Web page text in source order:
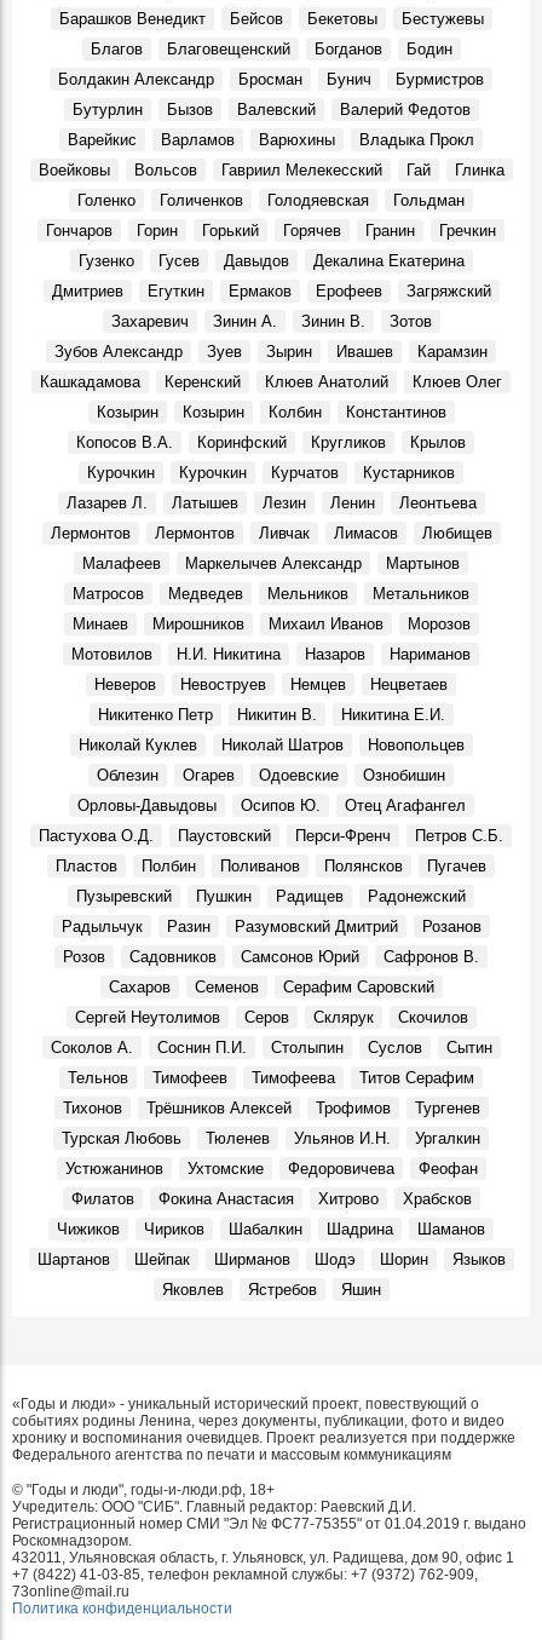
Большой театр в Симбирске-Ульяновске? Именно так
Места, 27 Марта 1920
В Ульяновске умер Заслуженный тренер России
Геннадий Климов
Герои, 31 Марта 2026
вопроса — 1,9 млн рублей
Места, 31 Апреля 2026
В Доме Гончарова проводят экскурсии при свете
старинной лампы
Покажут подлинные автографы космонавтов, документы
События, 10 Апреля 2026
В Музее изобразительного искусства XX-XXI вв.
откроется юбилейная выставка Аркадия Егуткина
События, 2 Апреля 2026
День работника культуры. Луиза Баюра – 55 лет в
Художественном музее! Видео
Крылья. Музей «Симбирская фотография» показывает
уникальные кадры из семейного архива Юрия
Белозёрова, посвящённые авиации
События, 12 Марта 2026
Перекресток улиц Минаева и 12 Сентября, 1970-е
Фото, 1 Июня 1974
Судьба кавалера. Князь Сергей Михайлович Баратаев
Герои, 21 Октября 1861
От Дворца бракосочетаний до Дома техники
Димитровградскому драматическому театру им. А. Н.
Места, 28 Марта 2026
Презентовали новую книгу краеведа Петра Ермошина
«Село Юлово и его окрестности»
События, 24 Марта 2026
Барашков Венедикт
Бейсов Бекетовы
Бестужевы
Благов
Благовещенский Богданов
Бодин
Болдакин Александр
Бросман Бунич
Бурмистров
Бутурлин
Бызов Валевский
Валерий Федотов
Варейкис
Варламов Варюхины
Владыка Прокл
Воейковы
Вольсов Гавриил Мелекесский Гай
Глинка
Голенко
Голиченков Голодяевская
Гольдман
Гончаров
Горин Горький Горячев Гранин
Гречкин
Гузенко
Гусев Давыдов
Декалина Екатерина
Дмитриев
Егуткин Ермаков Ерофеев
Загряжский
Захаревич
Зинин А. Зинин В.
Зотов
Зубов Александр
Зуев Зырин Ивашев
Карамзин
Кашкадамова
Керенский Клюев Анатолий
Клюев Олег
Козырин
Козырин Колбин
Константинов
Копосов В.А.
Коринфский Кругликов
Крылов
Курочкин
Курочкин Курчатов
Кустарников
Лазарев Л.
Латышев Лезин Ленин
Леонтьева
Лермонтов
Лермонтов Ливчак Лимасов
Любищев
Малафеев
Маркелычев Александр
Мартынов
Матросов
Медведев Мельников
Метальников
Минаев
Мирошников Михаил Иванов
Морозов
Мотовилов
Н.И. Никитина Назаров
Нариманов
Неверов
Невоструев Немцев
Нецветаев
Никитенко Петр
Никитин В.
Никитина Е.И.
Николай Куклев
Николай Шатров
Новопольцев
Облезин
Огарев Одоевские
Ознобишин
Орловы-Давыдовы
Осипов Ю.
Отец Агафангел
Пастухова О.Д.
Паустовский Перси-Френч
Петров С.Б.
Пластов
Полбин Поливанов Полянсков
Пугачев
Пузыревский
Пушкин Радищев
Радонежский
Радыльчук
Разин Разумовский Дмитрий
Розанов
Розов
Садовников Самсонов Юрий
Сафронов В.
Сахаров
Семенов
Серафим Саровский
Сергей Неутолимов
Серов Склярук
Скочилов
Соколов А.
Соснин П.И. Столыпин Суслов
Сытин
Тельнов
Тимофеев Тимофеева
Титов Серафим
Тихонов
Трёшников Алексей Трофимов
Тургенев
Турская Любовь
Тюленев Ульянов И.Н.
Ургалкин
Устюжанинов
Ухтомские Федоровичева
Феофан
Филатов
Фокина Анастасия Хитрово
Храбсков
Чижиков
Чириков Шабалкин Шадрина
Шаманов
Шартанов
Шейпак Ширманов Шодэ Шорин
Языков
Яковлев
Ястребов Яшин
«Годы и люди» - уникальный исторический проект, повествующий о
событиях родины Ленина, через документы, публикации, фото и видео
хронику и воспоминания очевидцев. Проект реализуется при поддержке
Федерального агентства по печати и массовым коммуникациям
© "Годы и люди", годы-и-люди.рф, 18+
Учредитель: ООО "СИБ". Главный редактор: Раевский Д.И.
Регистрационный номер СМИ "Эл № ФС77-75355" от 01.04.2019 г. выдано
Роскомнадзором.
432011, Ульяновская область, г. Ульяновск, ул. Радищева, дом 90, офис 1
+7 (8422) 41-03-85, телефон рекламной службы: +7 (9372) 762-909,
73online@mail.ru
Политика конфиденциальности